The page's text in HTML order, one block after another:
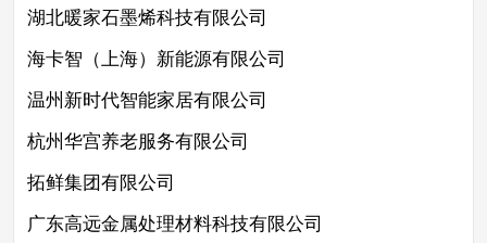
湖北暖家石墨烯科技有限公司
海卡智（上海）新能源有限公司
温州新时代智能家居有限公司
杭州华宫养老服务有限公司
拓鲜集团有限公司
广东高远金属处理材料科技有限公司